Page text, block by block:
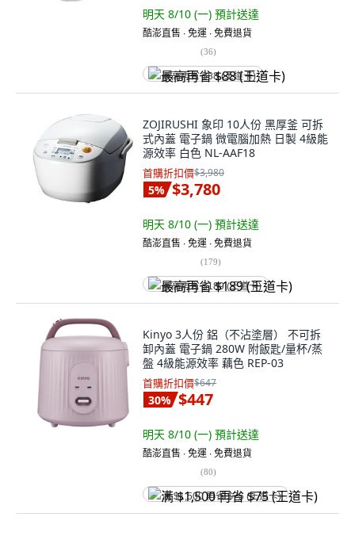
明天 8/10 (一) 預計送達
酷澎直售 ∙ 免運 ∙ 免費退貨
(36)
最高再省 $88 (王道卡)
ZOJIRUSHI 象印 10人份 黑厚釜 可拆
式內蓋 電子鍋 微電腦加熱 日製 4級能
源效率 白色 NL-AAF18
首購折扣價$3,980
5% $3,780
明天 8/10 (一) 預計送達
酷澎直售 ∙ 免運 ∙ 免費退貨
(179)
最高再省 $189 (王道卡)
Kinyo 3人份 鋁（不沾塗層） 不可拆
卸內蓋 電子鍋 280W 附飯匙/量杯/蒸
盤 4級能源效率 藕色 REP-03
首購折扣價$647
30% $447
明天 8/10 (一) 預計送達
酷澎直售 ∙ 免運 ∙ 免費退貨
(80)
满 $1,500 再省 $75 (王道卡)